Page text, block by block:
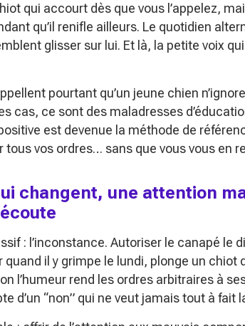
qui accourt dès que vous l’appelez,
qu’il renifle ailleurs. Le quotidien
glisser sur lui. Et là, la petite voix
pourtant qu’un jeune chien
cas, ce sont des maladresses
est devenue la méthode de
tous vos ordres… sans que vous vous en
changent, une attention
: l’inconstance. Autoriser le canapé le
quand il y grimpe le lundi, plonge un chiot
l’humeur rend les ordres arbitraires à
d’un “non” qui ne veut jamais tout à fait